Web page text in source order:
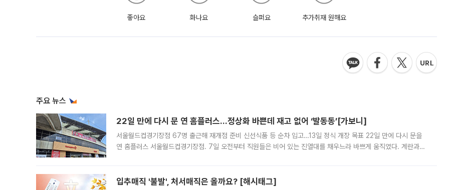
좋아요 화나요 슬퍼요 추가취재 원해요
주요 뉴스
22일 만에 다시 문 연 홈플러스…정상화 바쁜데 재고 없어 ‘발동동’[가보니]
서울월드컵경기장점 67명 출근해 재개점 준비 신선식품 등 순차 입고…13일 정식 개장 목표 22일 만에 다시 문을
연 홈플러스 서울월드컵경기장점. 7일 오전부터 직원들은 비어 있는 진열대를 채우느라 바쁘게 움직였다. 계란과
입추매직 '불발', 처서매직은 올까요? [해시태그]